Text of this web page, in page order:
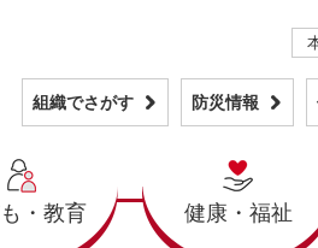
組織でさがす 防災情報
・教育 健康・福祉